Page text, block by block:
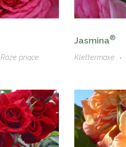
Róże pnące
Jasmina®
Klettermaxe